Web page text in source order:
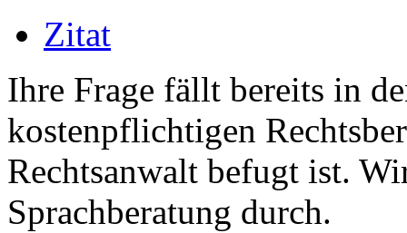
Zitat
Ihre Frage fällt bereits in
kostenpflichtigen
Rechtsanwalt befugt ist.
Sprachberatung durch.